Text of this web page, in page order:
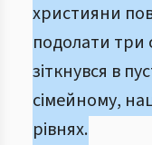
християни
подолати три
зіткнувся в
сімейному,
рівнях.